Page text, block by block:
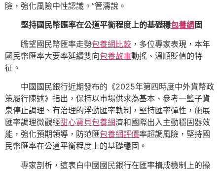
險，強化風險中性認識。”管濤說。
堅持國民幣匯率在公道平衡程度上的基礎穩包養網 固
瞻望國民幣匯率走勢包養網比較 ，多位專家表現，本年
國民幣匯率大要率延續雙向包養故事動搖、溫順貶值的特
征。
中國國民銀行近期發布的《2025年第四時度中外貨幣政
策履行陳述》指出，保持以市場供求為基本、參考一籃子貨
泉停止調理、有治理的浮動匯率軌制，堅持匯率彈性，施展
匯率調理微觀經甜心寶貝包養網濟和國際出入主動穩固器效
能，強化預期領導，防范匯包養網評價率超調風險，堅持國
民幣匯率在公道平衡程度上的基礎穩固。
專家剖析，這表白中國國民銀行在匯率構成機制上的操